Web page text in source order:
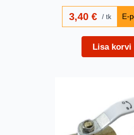
3,40€ tk
Lisa korvi